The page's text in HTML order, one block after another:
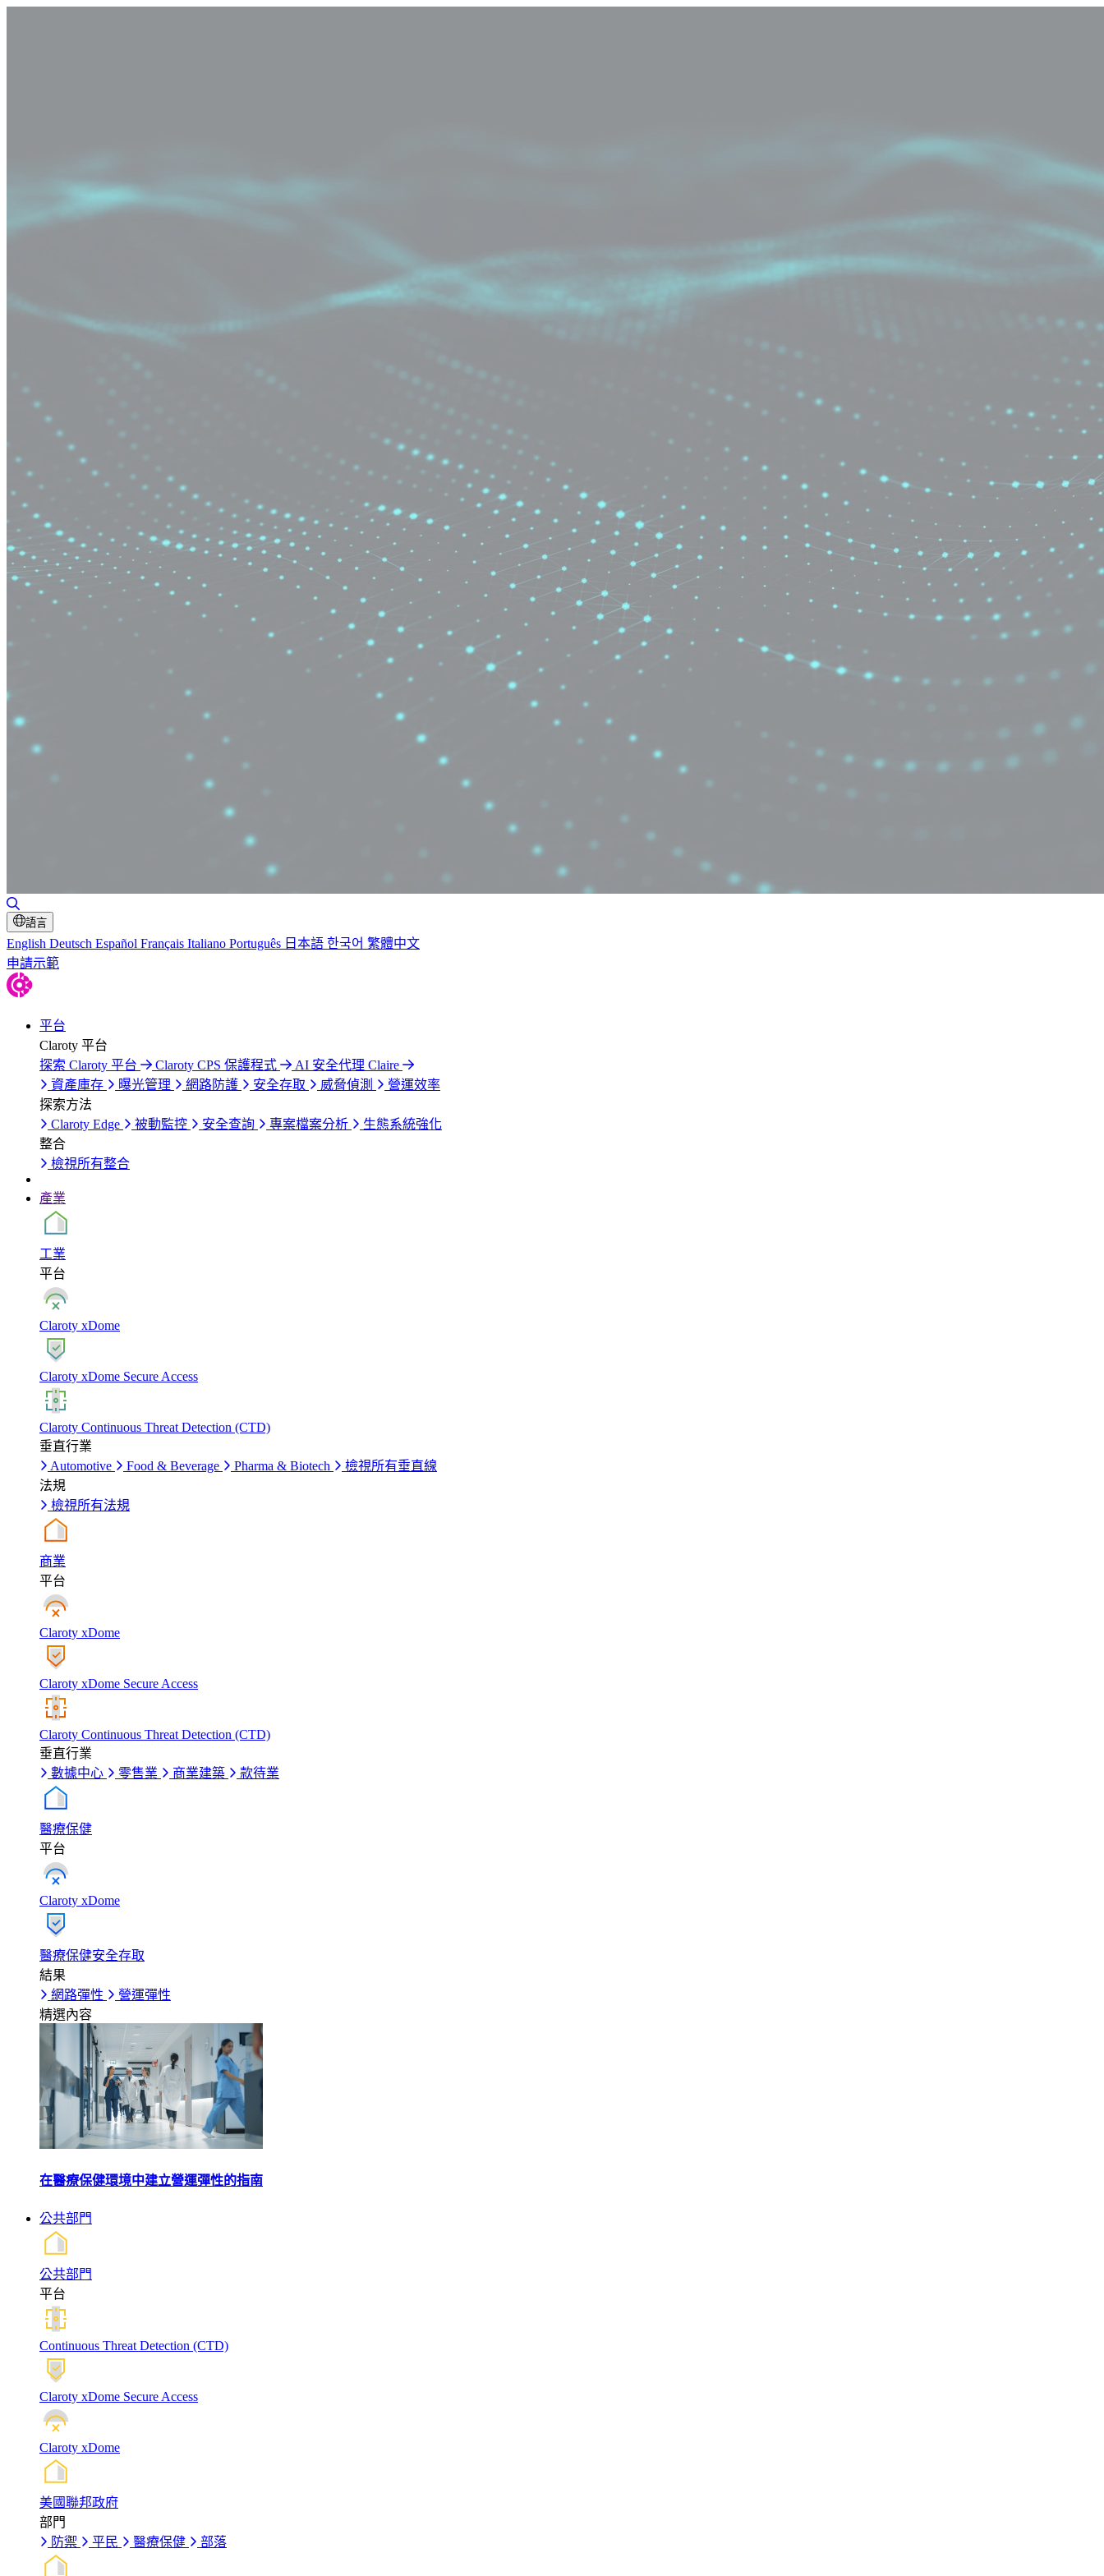
切換搜尋
語言
English Deutsch Español Français Italiano Português 日本語 한국어 繁體中文
申請示範
平台
Claroty 平台
探索 Claroty 平台
Claroty CPS 保護程式
AI 安全代理 Claire
資產庫存
曝光管理 網路防護 安全存取 威脅偵測
營運效率
探索方法
Claroty Edge
被動監控 安全查詢 專案檔案分析
生態系統強化
整合
檢視所有整合
產業
工業
平台
Claroty xDome
Claroty xDome Secure Access
Claroty Continuous Threat Detection (CTD)
垂直行業
Automotive
Food & Beverage Pharma & Biotech
檢視所有垂直線
法規
檢視所有法規
商業
平台
Claroty xDome
Claroty xDome Secure Access
Claroty Continuous Threat Detection (CTD)
垂直行業
數據中心
零售業 商業建築 款待業
醫療保健
平台
Claroty xDome
醫療保健安全存取
結果
網路彈性
營運彈性
精選內容
在醫療保健環境中建立營運彈性的指南
公共部門
公共部門
平台
Continuous Threat Detection (CTD)
Claroty xDome Secure Access
Claroty xDome
美國聯邦政府
部門
防禦
平民 醫療保健 部落